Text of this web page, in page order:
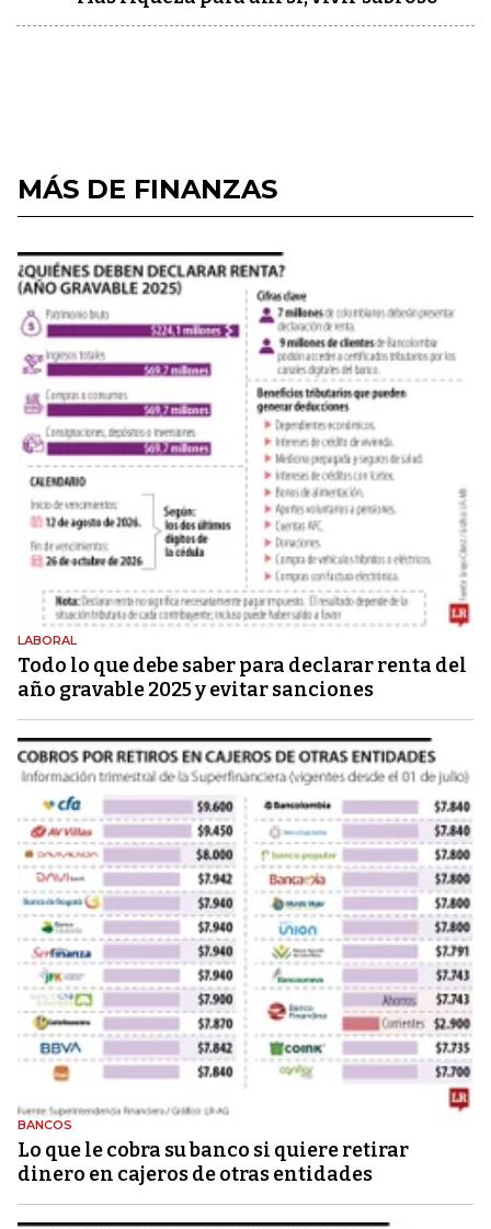
MÁS DE FINANZAS
LABORAL
Todo lo que debe saber para declarar renta del
año gravable 2025 y evitar sanciones
BANCOS
Lo que le cobra su banco si quiere retirar
dinero en cajeros de otras entidades